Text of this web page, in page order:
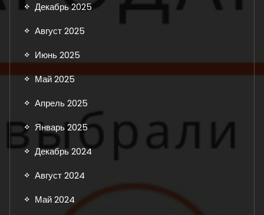
Декабрь 2025
Август 2025
Июнь 2025
Май 2025
Апрель 2025
Январь 2025
Декабрь 2024
Август 2024
Май 2024